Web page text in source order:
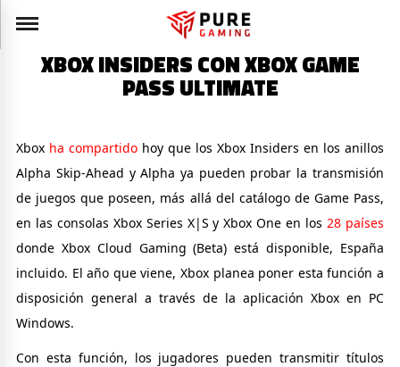
XBOX INSIDERS CON XBOX GAME
PASS ULTIMATE
Xbox ha compartido hoy que los Xbox Insiders en los anillos
Alpha Skip-Ahead y Alpha ya pueden probar la transmisión
de juegos que poseen, más allá del catálogo de Game Pass,
en las consolas Xbox Series X|S y Xbox One en los 28 países
donde Xbox Cloud Gaming (Beta) está disponible, España
incluido. El año que viene, Xbox planea poner esta función a
disposición general a través de la aplicación Xbox en PC
Windows.
Con esta función, los jugadores pueden transmitir títulos